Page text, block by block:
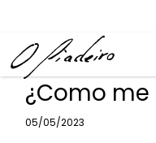
¿Como
Categories
05/05/2023